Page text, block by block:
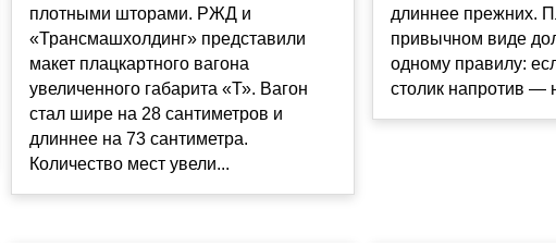
плотными шторами. РЖД и
«Трансмашхолдинг» представили
макет плацкартного вагона
увеличенного габарита «Т». Вагон
стал шире на 28 сантиметров и
длиннее на 73 сантиметра.
Количество мест увели...
длиннее прежних.
привычном виде
одному правилу:
столик напротив —